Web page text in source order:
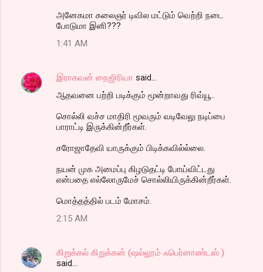
அனேகமா கலைஞர் டிவில மட்டும் வெற்றி நடை
போடுமா இனி???
1:41 AM
இராகவன் நைஜிரியா said…
ஆதவனை பற்றி படிக்கும் மூன்றாவது ரிவ்யூ..
சொல்லி வச்ச மாதிரி மூவரும் வடிவேலு நடிப்பை
பாராட்டி இருக்கின்றீர்கள்.
சரோஜாதேவி யாருக்கும் பிடிக்கவில்ல்லை.
நயன் முக அமைப்பு கிழடுதட்டி போய்விட்டது
என்பதை எல்லோருமேச் சொல்லியிருக்கின்றீர்கள்.
மொத்தத்தில் படம் மோசம்.
2:15 AM
கிறுக்கல் கிறுக்கன் (ஷல்லூம் ஃபெர்னாண்டஸ் )
said…